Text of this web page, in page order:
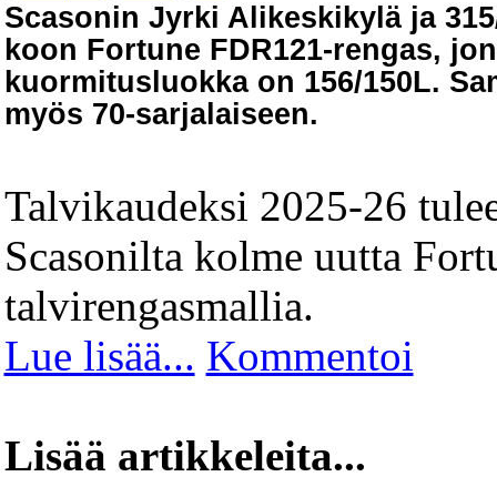
Scasonin Jyrki Alikeskikylä ja
koon Fortune FDR121-rengas,
kuormitusluokka on 156/150L.
myös 70-sarjalaiseen.
Talvikaudeksi 2025-26
Scasonilta kolme uutta
talvirengasmallia.
Lue lisää... Kommentoi
Lisää artikkeleita...